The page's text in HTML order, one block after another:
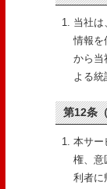
当社は
情報を
から当
よる統
第12条
本サー
権、意
利者に